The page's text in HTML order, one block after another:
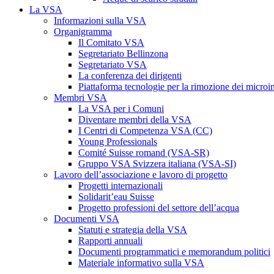
La VSA
Informazioni sulla VSA
Organigramma
Il Comitato VSA
Segretariato Bellinzona
Segretariato VSA
La conferenza dei dirigenti
Piattaforma tecnologie per la rimozione dei
Membri VSA
La VSA per i Comuni
Diventare membri della VSA
I Centri di Competenza VSA (CC)
Young Professionals
Comité Suisse romand (VSA-SR)
Gruppo VSA Svizzera italiana (VSA-SI)
Lavoro dell’associazione e lavoro di progetto
Progetti internazionali
Solidarit’eau Suisse
Progetto professioni del settore dell’acqua
Documenti VSA
Statuti e strategia della VSA
Rapporti annuali
Documenti programmatici e memorandum politici
Materiale informativo sulla VSA